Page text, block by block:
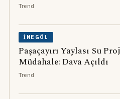
Trend
İNEGÖL
Paşaçayırı Yaylası Su
Müdahale: Dava Açıldı
Trend